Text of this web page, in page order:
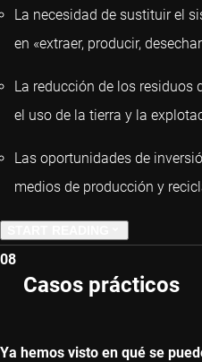
La necesidad de sustituir el
en «extraer, producir,
La reducción de los residuos
el uso de la tierra y la
Las oportunidades de
medios de producción y
PREVIOUS
08
Casos prácticos
Ya hemos visto en qué se